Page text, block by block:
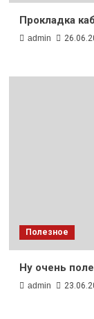
Прокладка
admin
Полезное
Ну очень
admin